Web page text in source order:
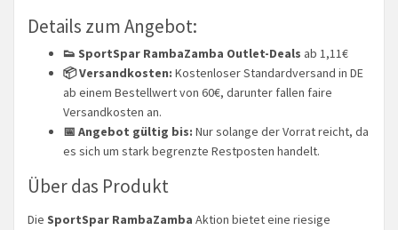
Details zum Angebot:
👟 SportSpar RambaZamba Outlet-Deals ab 1,11€
📦 Versandkosten: Kostenloser Standardversand in DE
ab einem Bestellwert von 60€, darunter fallen faire
Versandkosten an.
📅 Angebot gültig bis: Nur solange der Vorrat reicht, da
es sich um stark begrenzte Restposten handelt.
Über das Produkt
Die SportSpar RambaZamba Aktion bietet eine riesige